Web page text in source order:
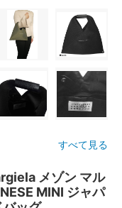
すべて見る
メゾン マル
MINI ジャパ